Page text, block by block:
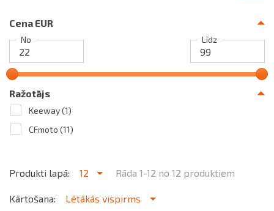
Cena EUR
No Līdz
Ražotājs
Keeway(1)
CFmoto (11)
Produkti lapā: 12 Rāda 1-12 no 12 produktiem
Kārtošana: Lētākās vispirms